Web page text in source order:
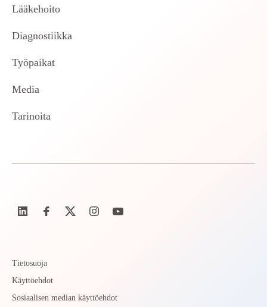
Lääkehoito
Diagnostiikka
Työpaikat
Media
Tarinoita
Tietosuoja
Käyttöehdot
Sosiaalisen median käyttöehdot